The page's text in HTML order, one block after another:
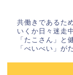
共働きであるた
いくか日々迷走
「たこさん」と
「べいべい」が